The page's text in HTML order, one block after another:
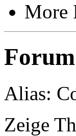
More
Alias:
Zeige